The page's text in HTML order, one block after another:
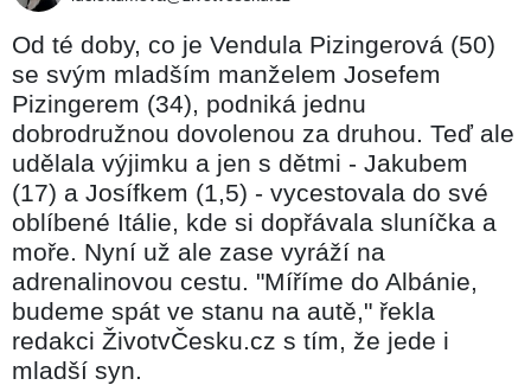
Od té doby, co je Vendula Pizingerová (50)
se svým mladším manželem Josefem
Pizingerem (34), podniká jednu
dobrodružnou dovolenou za druhou. Teď ale
udělala výjimku a jen s dětmi - Jakubem
(17) a Josífkem (1,5) - vycestovala do své
oblíbené Itálie, kde si dopřávala sluníčka a
moře. Nyní už ale zase vyráží na
adrenalinovou cestu. "Míříme do Albánie,
budeme spát ve stanu na autě," řekla
redakci ŽivotvČesku.cz s tím, že jede i
mladší syn.